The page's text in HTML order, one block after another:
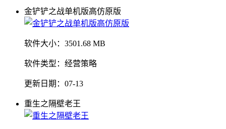
金铲铲之战单机版高仿原版
软件大小： 3501.68 MB
软件类型： 经营策略
更新日期： 07-13
重生之隔壁老王